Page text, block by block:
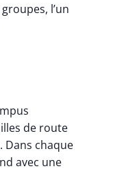
l’un
de route
Dans chaque
avec une